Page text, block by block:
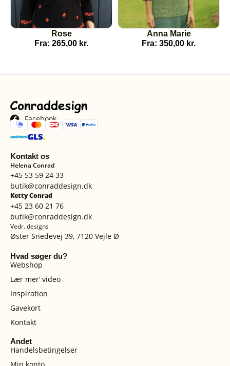
Rose
Fra: 265,00 kr.
Anna Marie
Fra: 350,00 kr.
Facebook
Kontakt os
Helena Conrad
+45 53 59 24 33
butik@conraddesign.dk
Ketty Conrad
+45 23 60 21 76
butik@conraddesign.dk
Vedr. designs
Øster Snedevej 39, 7120 Vejle Ø
Hvad søger du?
Webshop
Lær mer’ video
Inspiration
Gavekort
Kontakt
Andet
Handelsbetingelser